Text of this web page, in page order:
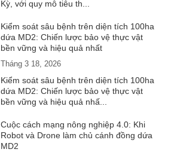
Kỳ, với quy mô tiêu th...
Kiểm soát sâu bệnh trên diện tích 100ha
dứa MD2: Chiến lược bảo vệ thực vật
bền vững và hiệu quả nhất
Tháng 3 18, 2026
Kiểm soát sâu bệnh trên diện tích 100ha
dứa MD2: Chiến lược bảo vệ thực vật
bền vững và hiệu quả nhấ...
Cuộc cách mạng nông nghiệp 4.0: Khi
Robot và Drone làm chủ cánh đồng dứa
MD2